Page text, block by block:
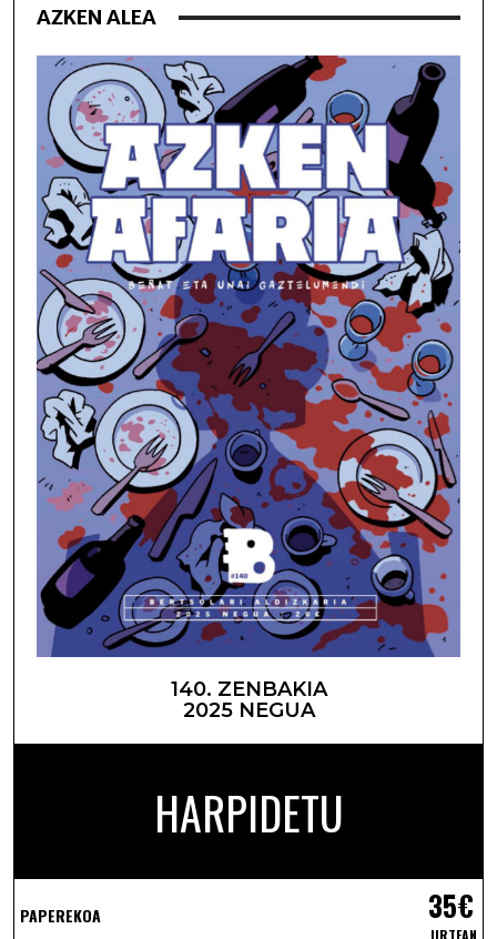
AZKEN ALEA
140. ZENBAKIA
2025 NEGUA
HARPIDETU
PAPEREKOA 35€
URTEAN